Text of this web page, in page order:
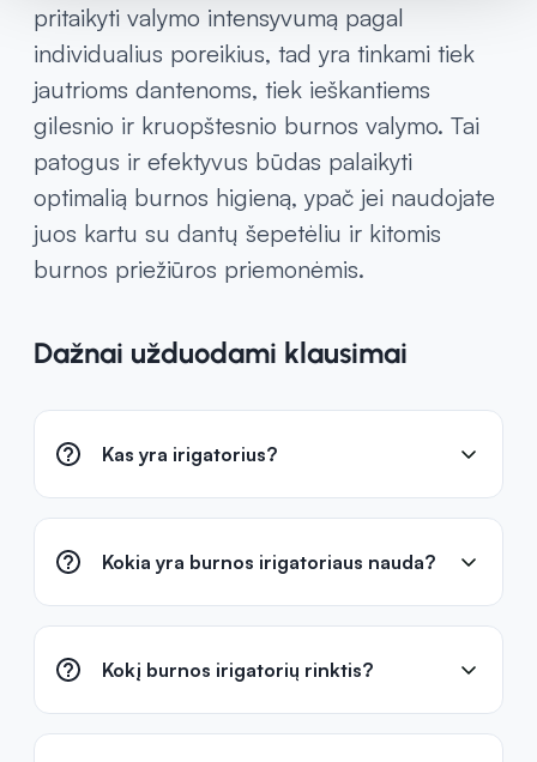
pritaikyti valymo intensyvumą pagal
individualius poreikius, tad yra tinkami tiek
jautrioms dantenoms, tiek ieškantiems
gilesnio ir kruopštesnio burnos valymo. Tai
patogus ir efektyvus būdas palaikyti
optimalią burnos higieną, ypač jei naudojate
juos kartu su dantų šepetėliu ir kitomis
burnos priežiūros priemonėmis.
Dažnai užduodami klausimai
Kas yra irigatorius?
Kokia yra burnos irigatoriaus nauda?
Kokį burnos irigatorių rinktis?